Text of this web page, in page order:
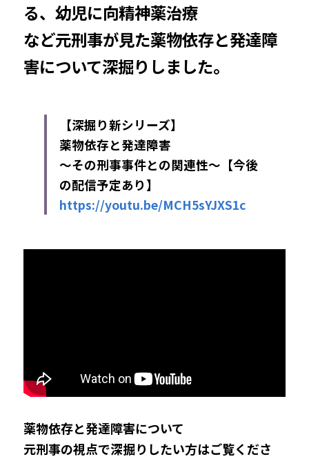
る、幼児に向精神薬治療
など元刑事が見た薬物依存と発達障
害について深掘りしました。
【深掘り新シリーズ】
薬物依存と発達障害
～その刑事事件との関連性～【今後
の配信予定あり】
https://youtu.be/MCH5sYJXS1c
薬物依存と発達障害について
元刑事の視点で深掘りしたい方はご覧くださ